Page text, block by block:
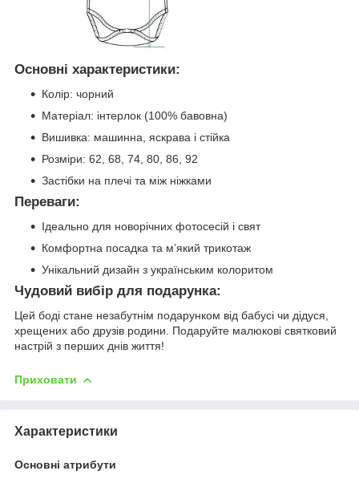
Основні характеристики:
Колір: чорний
Матеріал: інтерлок (100% бавовна)
Вишивка: машинна, яскрава і стійка
Розміри: 62, 68, 74, 80, 86, 92
Застібки на плечі та між ніжками
Переваги:
Ідеально для новорічних фотосесій і свят
Комфортна посадка та м’який трикотаж
Унікальний дизайн з українським колоритом
Чудовий вибір для подарунка:
Цей боді стане незабутнім подарунком від бабусі чи дідуся,
хрещених або друзів родини. Подаруйте малюкові святковий
настрій з перших днів життя!
Приховати
Характеристики
Основні атрибути